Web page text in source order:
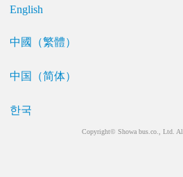
English
中國（繁體）
中国（简体）
한국
Copyright© Showa bus.co., Ltd. All